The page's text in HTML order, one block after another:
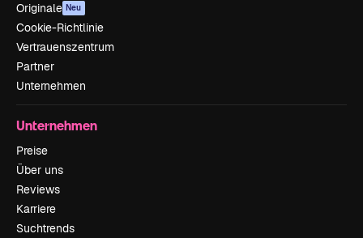
Originale Neu
Cookie-Richtlinie
Vertrauenszentrum
Partner
Unternehmen
Unternehmen
Preise
Über uns
Reviews
Karriere
Suchtrends